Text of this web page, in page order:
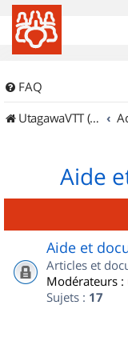
FAQ
UtagawaVTT (Randos VTT et VTTAE avec traces GPS)
Aide
Aide et
Articles et
Modérateurs :
Sujets : 17